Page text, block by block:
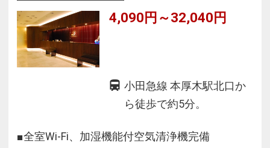
4,090円～32,040円
小田急線 本厚木駅北口か
ら徒歩で約5分。
■全室Wi-Fi、加湿機能付空気清浄機完備